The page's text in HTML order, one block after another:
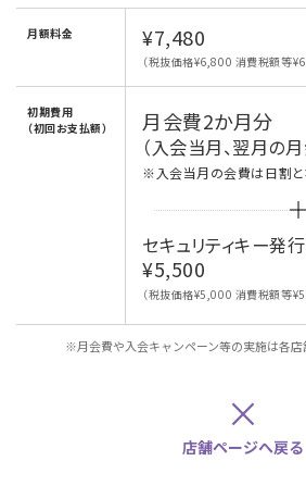
月額料金 ¥7,480
（税抜価格¥6,800 消費税額等
初期費用
（初回お支払額）
月会費2か月分
（入会当月、翌月の月
※入会当月の会費は日割と
セキュリティキー発
¥5,500
（税抜価格¥5,000 消費税額等
※月会費や入会キャンペーン等の実施は各店
×
店舗ページへ戻る